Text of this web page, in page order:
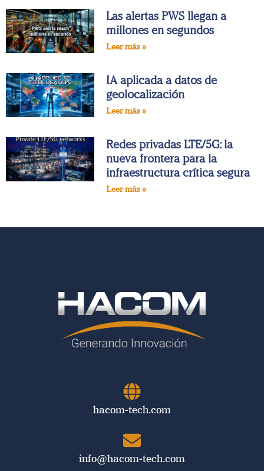
Las alertas PWS llegan a
millones en segundos
Leer más »
IA aplicada a datos de
geolocalización
Leer más »
Redes privadas LTE/5G: la
nueva frontera para la
infraestructura crítica segura
Leer más »
hacom-tech.com
info@hacom-tech.com